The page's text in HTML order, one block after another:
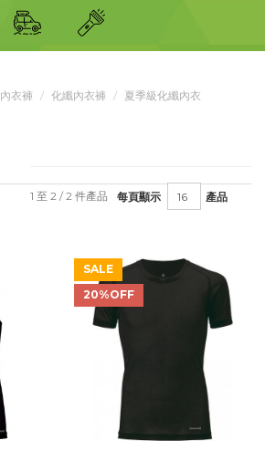
內衣褲 化纖內衣褲 夏季級化纖內衣
每頁顯示 產品
1 至 2 / 2 件產品
SALE
20%OFF